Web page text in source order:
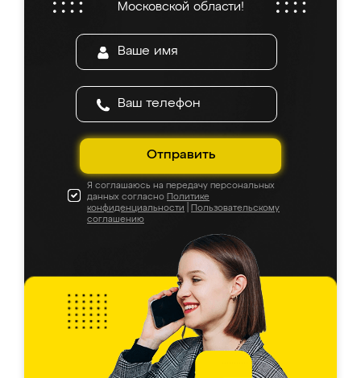
Московской области!
Отправить
Я соглашаюсь на передачу персональных
данных согласно Политике
конфиденциальности
Пользовательскому
соглашению